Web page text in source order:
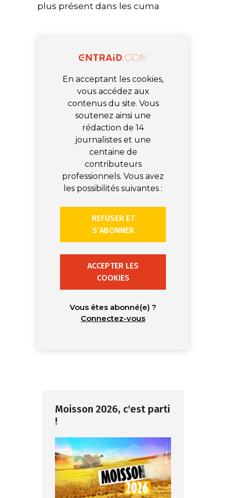
plus présent dans les cuma
En acceptant les cookies,
vous accédez aux
contenus du site. Vous
soutenez ainsi une
rédaction de 14
journalistes et une
centaine de
contributeurs
professionnels. Vous avez
les possibilités suivantes :
REFUSER ET
S’ABONNER
ACCEPTER LES
COOKIES
Vous êtes abonné(e) ?
Connectez-vous
Moisson 2026, c'est parti
!